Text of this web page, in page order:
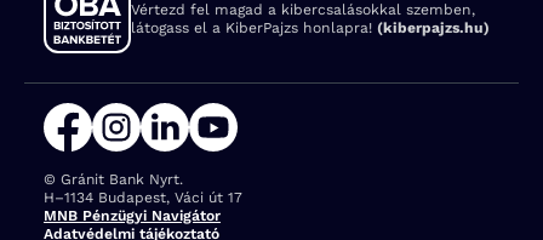
Vértezd fel magad a kibercsalásokkal szemben,
látogass el a KiberPajzs honlapra! (kiberpajzs.hu)
© Gránit Bank Nyrt.
Cím:
H–1134 Budapest, Váci út 17
MNB Pénzügyi Navigátor
Adatvédelmi tájékoztató